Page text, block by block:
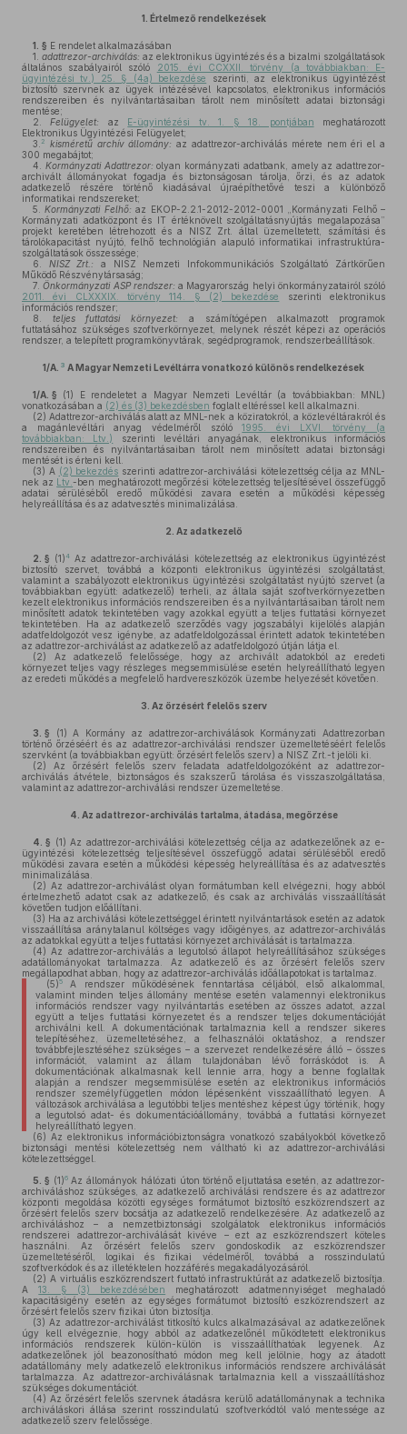
1. Értelmező rendelkezések
1. § E rendelet alkalmazásában
1. adattrezor-archiválás: az elektronikus ügyintézés és a bizalmi szolgáltatások
általános szabályairól szóló
2015. évi CCXXII. törvény (a továbbiakban: E-
ügyintézési tv.) 25. § (4a) bekezdése
szerinti, az elektronikus ügyintézést
biztosító szervnek az ügyek intézésével kapcsolatos, elektronikus információs
rendszereiben és nyilvántartásaiban tárolt nem minősített adatai biztonsági
mentése;
2.
Felügyelet: az E-ügyintézési tv. 1. § 18. pontjában meghatározott
Elektronikus Ügyintézési Felügyelet;
3. 2 kisméretű archív állomány: az adattrezor-archiválás mérete nem éri el a
300 megabájtot;
4.
Kormányzati Adattrezor: olyan kormányzati adatbank, amely az adattrezor-
archivált állományokat fogadja és biztonságosan tárolja, őrzi, és az adatok
adatkezelő részére történő kiadásával újraépíthetővé teszi a különböző
informatikai rendszereket;
5.
Kormányzati Felhő: az EKOP-2.2.1-2012-2012-0001 „Kormányzati Felhő –
Kormányzati adatközpont és IT értéknövelt szolgáltatásnyújtás megalapozása”
projekt keretében létrehozott és a NISZ Zrt. által üzemeltetett, számítási és
tárolókapacitást nyújtó, felhő technológián alapuló informatikai infrastruktúra-
szolgáltatások összessége;
6.
NISZ Zrt.:
a NISZ Nemzeti Infokommunikációs Szolgáltató Zártkörűen
Működő Részvénytársaság;
7. Önkormányzati ASP rendszer: a Magyarország helyi önkormányzatairól szóló
2011. évi CLXXXIX. törvény 114. § (2) bekezdése
szerinti elektronikus
információs rendszer;
8.
teljes futtatási környezet: a számítógépen alkalmazott programok
futtatásához szükséges szoftverkörnyezet, melynek részét képezi az operációs
rendszer, a telepített programkönyvtárak, segédprogramok, rendszerbeállítások.
1/A. 3 A Magyar Nemzeti Levéltárra vonatkozó különös rendelkezések
1/A. § (1)
E rendeletet a Magyar Nemzeti Levéltár (a továbbiakban: MNL)
vonatkozásában a (2) és (3) bekezdésben foglalt eltéréssel kell alkalmazni.
(2) Adattrezor-archiválás alatt az MNL-nek a köziratokról, a közlevéltárakról és
a magánlevéltári anyag védelméről szóló1995. évi LXVI. törvény (a
továbbiakban: Ltv.)
szerinti levéltári anyagának, elektronikus információs
rendszereiben és nyilvántartásaiban tárolt nem minősített adatai biztonsági
mentését is érteni kell.
(3) A (2) bekezdés szerinti adattrezor-archiválási kötelezettség célja az MNL-
nek az Ltv.-ben meghatározott megőrzési kötelezettség teljesítésével összefüggő
adatai sérüléséből eredő működési zavara esetén a működési képesség
helyreállítása és az adatvesztés minimalizálása.
2. Az adatkezelő
2. § (1)4 Az adattrezor-archiválási kötelezettség az elektronikus ügyintézést
biztosító szervet, továbbá a központi elektronikus ügyintézési szolgáltatást,
valamint a szabályozott elektronikus ügyintézési szolgáltatást nyújtó szervet (a
továbbiakban együtt: adatkezelő) terheli, az általa saját szoftverkörnyezetben
kezelt elektronikus információs rendszereiben és a nyilvántartásaiban tárolt nem
minősített adatok tekintetében vagy azokkal együtt a teljes futtatási környezet
tekintetében. Ha az adatkezelő szerződés vagy jogszabályi kijelölés alapján
adatfeldolgozót vesz igénybe, az adatfeldolgozással érintett adatok tekintetében
az adattrezor-archiválást az adatkezelő az adatfeldolgozó útján látja el.
(2) Az adatkezelő felelőssége, hogy az archivált adatokból az eredeti
környezet teljes vagy részleges megsemmisülése esetén helyreállítható legyen
az eredeti működés a megfelelő hardvereszközök üzembe helyezését követően.
3. Az őrzésért felelős szerv
3. § (1) A Kormány az adattrezor-archiválások Kormányzati Adattrezorban
történő őrzéséért és az adattrezor-archiválási rendszer üzemeltetéséért felelős
szervként (a továbbiakban együtt: őrzésért felelős szerv) a NISZ Zrt.-t jelöli ki.
(2) Az őrzésért felelős szerv feladata adatfeldolgozóként az adattrezor-
archiválás átvétele, biztonságos és szakszerű tárolása és visszaszolgáltatása,
valamint az adattrezor-archiválási rendszer üzemeltetése.
4. Az adattrezor-archiválás tartalma, átadása, megőrzése
4. § (1) Az adattrezor-archiválási kötelezettség célja az adatkezelőnek az e-
ügyintézési kötelezettség teljesítésével összefüggő adatai sérüléséből eredő
működési zavara esetén a működési képesség helyreállítása és az adatvesztés
minimalizálása.
(2) Az adattrezor-archiválást olyan formátumban kell elvégezni, hogy abból
értelmezhető adatot csak az adatkezelő, és csak az archiválás visszaállítását
követően tudjon előállítani.
(3) Ha az archiválási kötelezettséggel érintett nyilvántartások esetén az adatok
visszaállítása aránytalanul költséges vagy időigényes, az adattrezor-archiválás
az adatokkal együtt a teljes futtatási környezet archiválását is tartalmazza.
(4) Az adattrezor-archiválás a legutolsó állapot helyreállításához szükséges
adatállományokat tartalmazza. Az adatkezelő és az őrzésért felelős szerv
megállapodhat abban, hogy az adattrezor-archiválás időállapotokat is tartalmaz.
(5)5A rendszer működésének fenntartása céljából, első alkalommal,
valamint minden teljes állomány mentése esetén valamennyi elektronikus
információs rendszer vagy nyilvántartás esetében az összes adatot, azzal
együtt a teljes futtatási környezetet és a rendszer teljes dokumentációját
archiválni kell. A dokumentációnak tartalmaznia kell a rendszer sikeres
telepítéséhez, üzemeltetéséhez, a felhasználói oktatáshoz, a rendszer
továbbfejlesztéséhez szükséges – a szervezet rendelkezésére álló – összes
információt, valamint az állam tulajdonában lévő forráskódot is. A
dokumentációnak alkalmasnak kell lennie arra, hogy a benne foglaltak
alapján a rendszer megsemmisülése esetén az elektronikus információs
rendszer személyfüggetlen módon lépésenként visszaállítható legyen. A
változások archiválása a legutóbbi teljes mentéshez képest úgy történik, hogy
a legutolsó adat- és dokumentációállomány, továbbá a futtatási környezet
helyreállítható legyen.
(6) Az elektronikus információbiztonságra vonatkozó szabályokból következő
biztonsági mentési kötelezettség nem váltható ki az adattrezor-archiválási
kötelezettséggel.
5. § (1)6Az állományok hálózati úton történő eljuttatása esetén, az adattrezor-
archiváláshoz szükséges, az adatkezelő archiválási rendszere és az adattrezor
központi megoldása közötti egységes formátumot biztosító eszközrendszert az
őrzésért felelős szerv bocsátja az adatkezelő rendelkezésére. Az adatkezelő az
archiváláshoz – a nemzetbiztonsági szolgálatok elektronikus információs
rendszerei adattrezor-archiválását kivéve – ezt az eszközrendszert köteles
használni. Az őrzésért felelős szerv gondoskodik az eszközrendszer
üzemeltetéséről, logikai és fizikai védelméről, továbbá a rosszindulatú
szoftverkódok és az illetéktelen hozzáférés megakadályozásáról.
(2) A virtuális eszközrendszert futtató infrastruktúrát az adatkezelő biztosítja.
A13. § (3) bekezdésében meghatározott adatmennyiséget meghaladó
kapacitásigény esetén az egységes formátumot biztosító eszközrendszert az
őrzésért felelős szerv fizikai úton biztosítja.
(3) Az adattrezor-archiválást titkosító kulcs alkalmazásával az adatkezelőnek
úgy kell elvégeznie, hogy abból az adatkezelőnél működtetett elektronikus
információs rendszerek külön-külön is visszaállíthatóak legyenek. Az
adatkezelőnek jól beazonosítható módon meg kell jelölnie, hogy az átadott
adatállomány mely adatkezelő elektronikus információs rendszere archiválását
tartalmazza. Az adattrezor-archiválásnak tartalmaznia kell a visszaállításhoz
szükséges dokumentációt.
(4) Az őrzésért felelős szervnek átadásra kerülő adatállománynak a technika
archiváláskori állása szerint rosszindulatú szoftverkódtól való mentessége az
adatkezelő szerv felelőssége.